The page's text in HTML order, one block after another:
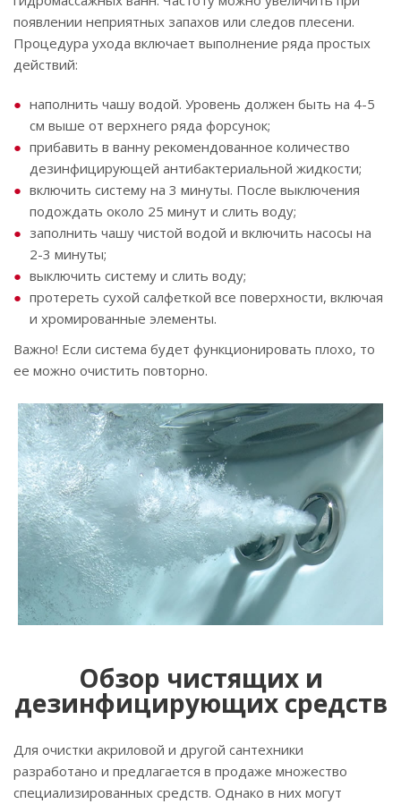
появлении неприятных запахов или следов плесени.
Процедура ухода включает выполнение ряда простых
действий:
наполнить чашу водой. Уровень должен быть на 4-5
см выше от верхнего ряда форсунок;
прибавить в ванну рекомендованное количество
дезинфицирующей антибактериальной жидкости;
включить систему на 3 минуты. После выключения
подождать около 25 минут и слить воду;
заполнить чашу чистой водой и включить насосы на
2-3 минуты;
выключить систему и слить воду;
протереть сухой салфеткой все поверхности, включая
и хромированные элементы.
Важно! Если система будет функционировать плохо, то
ее можно очистить повторно.
Обзор чистящих и
дезинфицирующих средств
Для очистки акриловой и другой сантехники
разработано и предлагается в продаже множество
специализированных средств. Однако в них могут